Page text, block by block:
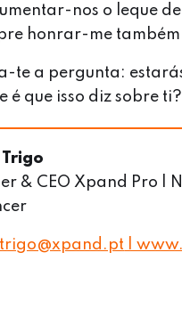
nos o leque
honrar-me
te a pergunta:
é que isso diz sobre ti?
Trigo
& CEO Xpand Pro |
|